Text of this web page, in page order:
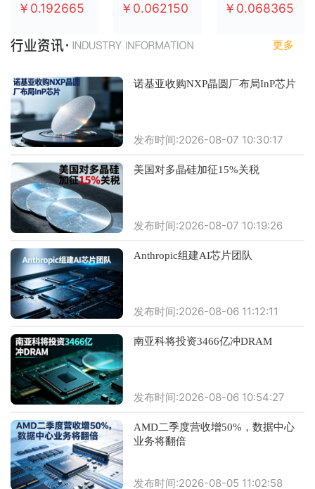
￥0.192665 ￥0.062150 ￥0.068365
更多
诺基亚收购NXP晶圆厂布局InP芯片
发布时间:2026-08-07 10:30:17
美国对多晶硅加征15%关税
发布时间:2026-08-07 10:19:26
Anthropic组建AI芯片团队
发布时间:2026-08-06 11:12:11
南亚科将投资3466亿冲DRAM
发布时间:2026-08-06 10:54:27
AMD二季度营收增50%，数据中心
业务将翻倍
发布时间:2026-08-05 11:02:58